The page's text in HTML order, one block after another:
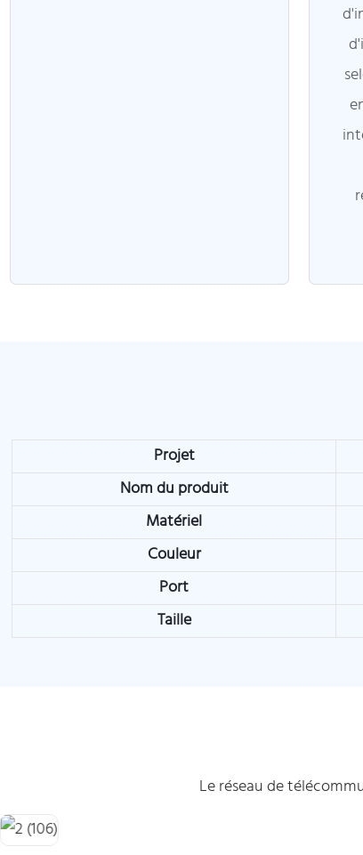
Projet
Nom du produit
Matériel
Couleur
Port
Taille
Le réseau de